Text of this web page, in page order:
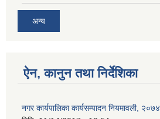
अन्य
ऐन, कानुन तथा निर्देशिका
नगर कार्यपालिका कार्यसम्पादन नियमावली, २०७४